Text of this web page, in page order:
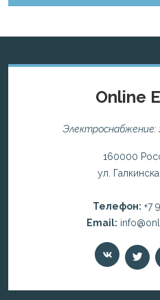
Online
Электроснабжение:
160000
ул.
Телефон: +7
Email: